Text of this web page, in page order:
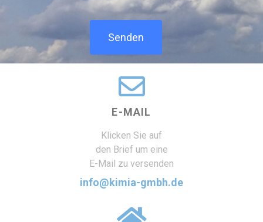
Senden
E-MAIL
Klicken Sie auf
den Brief um eine
E-Mail zu versenden
info@kimia-gmbh.de